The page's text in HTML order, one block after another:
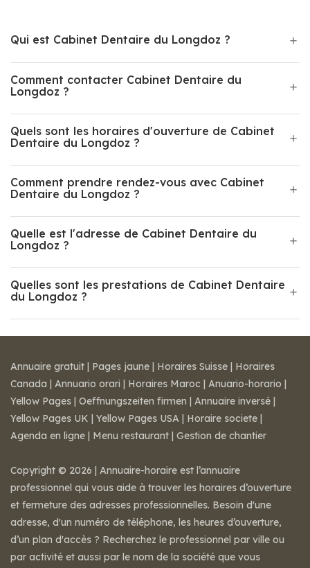
Qui est Cabinet Dentaire du Longdoz ?
Comment contacter Cabinet Dentaire du
Longdoz ?
Quels sont les horaires d'ouverture de Cabinet
Dentaire du Longdoz ?
Comment prendre rendez-vous avec Cabinet
Dentaire du Longdoz ?
Quelle est l'adresse de Cabinet Dentaire du
Longdoz ?
Quelles sont les prestations de Cabinet Dentaire
du Longdoz ?
Annuaire gratuit | Pages jaune | Horaires Suisse | Horaires
Canada | Annuario orari | Horaires Maroc | Anuario-horario |
Yellow Pages | Oeffnungszeiten firmen | Annuaire inversé |
Yellow Pages UK | Yellow Pages USA | Horaire societe |
Agenda en ligne | Menu restaurant | Gestion de chantier
Copyright © 2026 | Annuaire-horaire est l’annuaire
professionnel qui vous aide à trouver les horaires d’ouverture
et fermeture des adresses professionnelles. Besoin d'une
adresse, d'un numéro de téléphone, les heures d’ouverture,
d’un plan d'accès ? Recherchez le professionnel par ville ou
par activité et aussi par le nom de la société que vous